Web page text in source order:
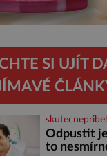
SI UJÍT
Odpustit
to